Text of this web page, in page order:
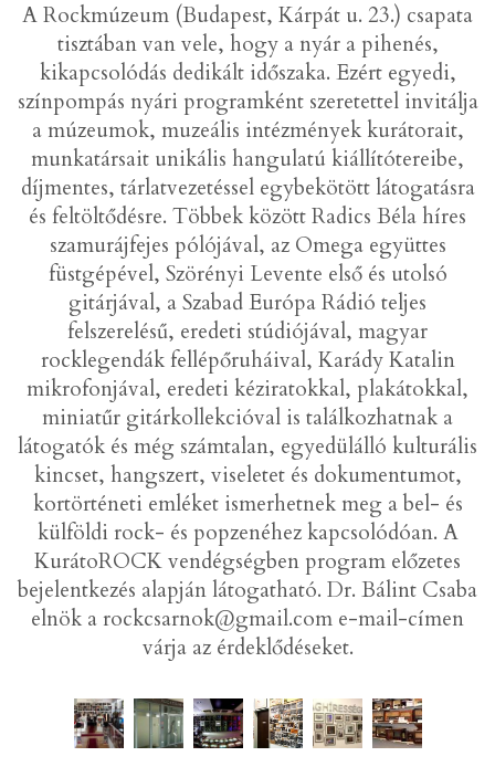
A Rockmúzeum (Budapest, Kárpát u. 23.) csapata
tisztában van vele, hogy a nyár a pihenés,
kikapcsolódás dedikált időszaka. Ezért egyedi,
színpompás nyári programként szeretettel invitálja
a múzeumok, muzeális intézmények kurátorait,
munkatársait unikális hangulatú kiállítótereibe,
díjmentes, tárlatvezetéssel egybekötött látogatásra
és feltöltődésre. Többek között Radics Béla híres
szamurájfejes pólójával, az Omega együttes
füstgépével, Szörényi Levente első és utolsó
gitárjával, a Szabad Európa Rádió teljes
felszerelésű, eredeti stúdiójával, magyar
rocklegendák fellépőruháival, Karády Katalin
mikrofonjával, eredeti kéziratokkal, plakátokkal,
miniatűr gitárkollekcióval is találkozhatnak a
látogatók és még számtalan, egyedülálló kulturális
kincset, hangszert, viseletet és dokumentumot,
kortörténeti emléket ismerhetnek meg a bel- és
külföldi rock- és popzenéhez kapcsolódóan. A
KurátoROCK vendégségben program előzetes
bejelentkezés alapján látogatható. Dr. Bálint Csaba
elnök a rockcsarnok@gmail.com e-mail-címen
várja az érdeklődéseket.